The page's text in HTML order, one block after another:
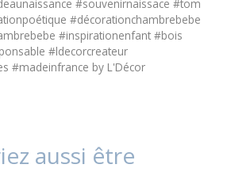
#souvenirnaissace #tom
#décorationchambrebebe
#inspirationenfant #bois
#ldecorcreateur
#madeinfrance by L'Décor
aussi être